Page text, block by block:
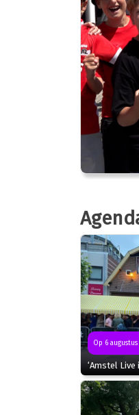
Op 6
‘Amstel